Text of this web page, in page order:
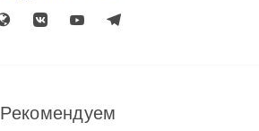
Рекомендуем